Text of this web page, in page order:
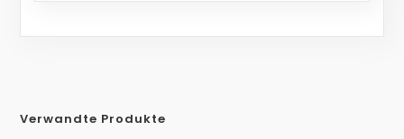
Verwandte Produkte